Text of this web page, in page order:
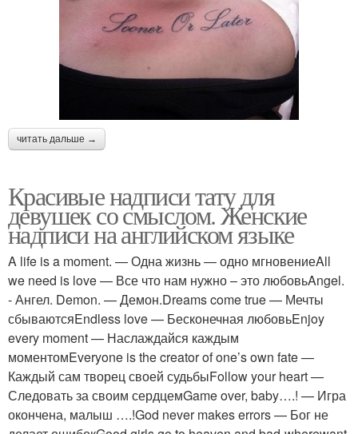
читать дальше →
Красивые надписи тату для
девушек со смыслом. Женские
надписи на английском языке
A life is a moment. — Одна жизнь — одно мгновениеAll
we need is love — Все что нам нужно – это любовьAngel.
- Ангел. Demon. — Демон.Dreams come true — Мечты
сбываютсяEndless love — Бесконечная любовьEnjoy
every moment — Наслаждайся каждым
моментомEveryone is the creator of one’s own fate —
Каждый сам творец своей судьбыFollow your heart —
Следовать за своим сердцемGame over, baby….! — Игра
окончена, малыш ….!God never makes errors — Бог не